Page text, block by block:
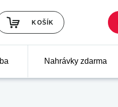
KOŠÍK
Nahrávky zdarma